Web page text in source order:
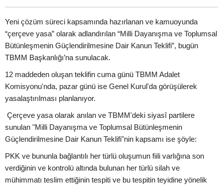
Yeni çözüm süreci kapsamında hazırlanan ve kamuoyunda
“çerçeve yasa” olarak adlandırılan “Milli Dayanışma ve Toplumsal
Bütünleşmenin Güçlendirilmesine Dair Kanun Teklifi”, bugün
TBMM Başkanlığı’na sunulacak.
12 maddeden oluşan teklifin cuma günü TBMM Adalet
Komisyonu'nda, pazar günü ise Genel Kurul'da görüşülerek
yasalaştırılması planlanıyor.
Çerçeve yasa olarak anılan ve TBMM'deki siyasî partilere
sunulan "Milli Dayanışma ve Toplumsal Bütünleşmenin
Güçlendirilmesine Dair Kanun Teklifi"nin kapsamı ise şöyle:
PKK ve bununla bağlantılı her türlü oluşumun fiili varlığına son
verdiğinin ve kontrolü altında bulunan her türlü silah ve
mühimmatı teslim ettiğinin tespiti ve bu tespitin teyidine yönelik